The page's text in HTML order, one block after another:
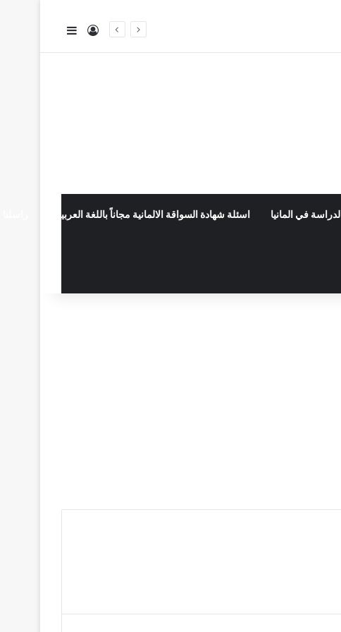
تسجيل الدخول
الدراسة في المانيا اسئلة شهادة السواقة الالمانية مجاناً باللغة العربية